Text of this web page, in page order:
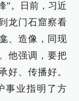
”。日前，习近
龙门石窟察看
、造像，同现
他强调，要把
好、传播好。
事业指明了方